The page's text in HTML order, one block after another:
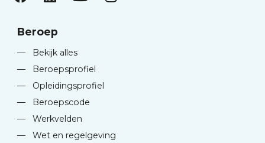
Beroep
—
Bekijk alles
—
Beroepsprofiel
—
Opleidingsprofiel
—
Beroepscode
—
Werkvelden
—
Wet en regelgeving